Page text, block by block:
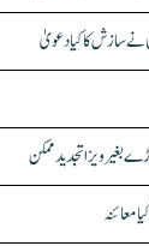
نے سازش کا کیا دعویٰ
معائنہ